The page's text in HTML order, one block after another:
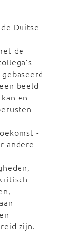
Duitse
de
beeld
en
-
andere
zijn.